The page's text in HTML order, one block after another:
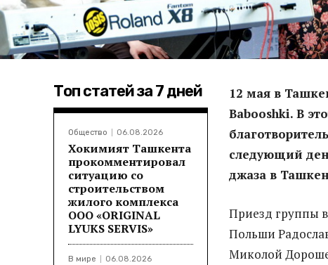
Топ статей за 7 дней
Общество 06.08.2026
Хокимият Ташкента
прокомментировал
ситуацию со
строительством
жилого комплекса
ООО «ORIGINAL
LYUKS SERVIS»
В мире 06.08.2026
12 мая в
Babooshki. В
следующий
джаза в
Приезд группы
Польши
Миколой